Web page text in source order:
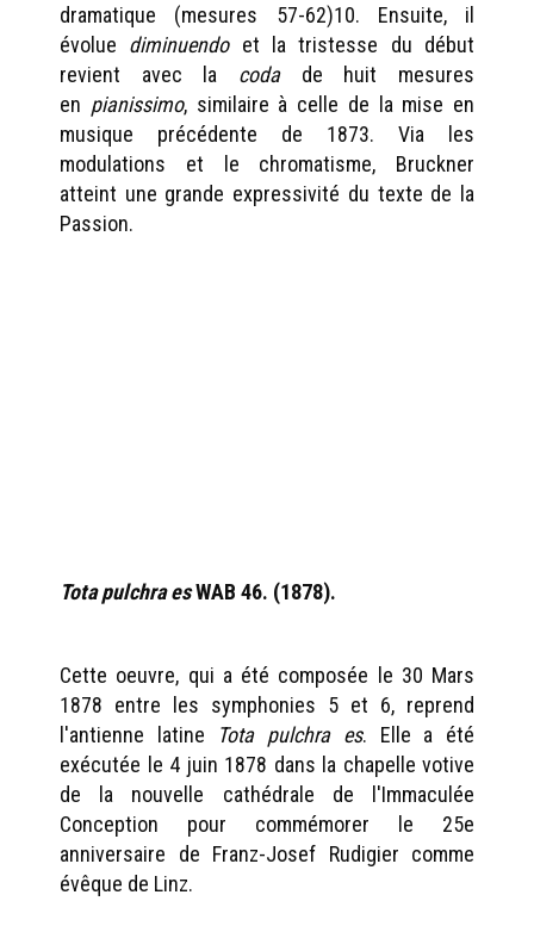
dramatique (mesures 57-62)10. Ensuite, il
évolue diminuendo et la tristesse du début
revient avec la coda de huit mesures
en pianissimo, similaire à celle de la mise en
musique précédente de 1873. Via les
modulations et le chromatisme, Bruckner
atteint une grande expressivité du texte de la
Passion.
Tota pulchra esWAB 46. (1878).
Cette oeuvre, qui a été composée le 30 Mars
1878 entre les symphonies 5 et 6, reprend
l'antienne latine
Tota pulchra es. Elle a été
exécutée le 4 juin 1878 dans la chapelle votive
de la nouvelle cathédrale de l'Immaculée
Conception pour commémorer le 25e
anniversaire de Franz-Josef Rudigier comme
évêque de Linz.